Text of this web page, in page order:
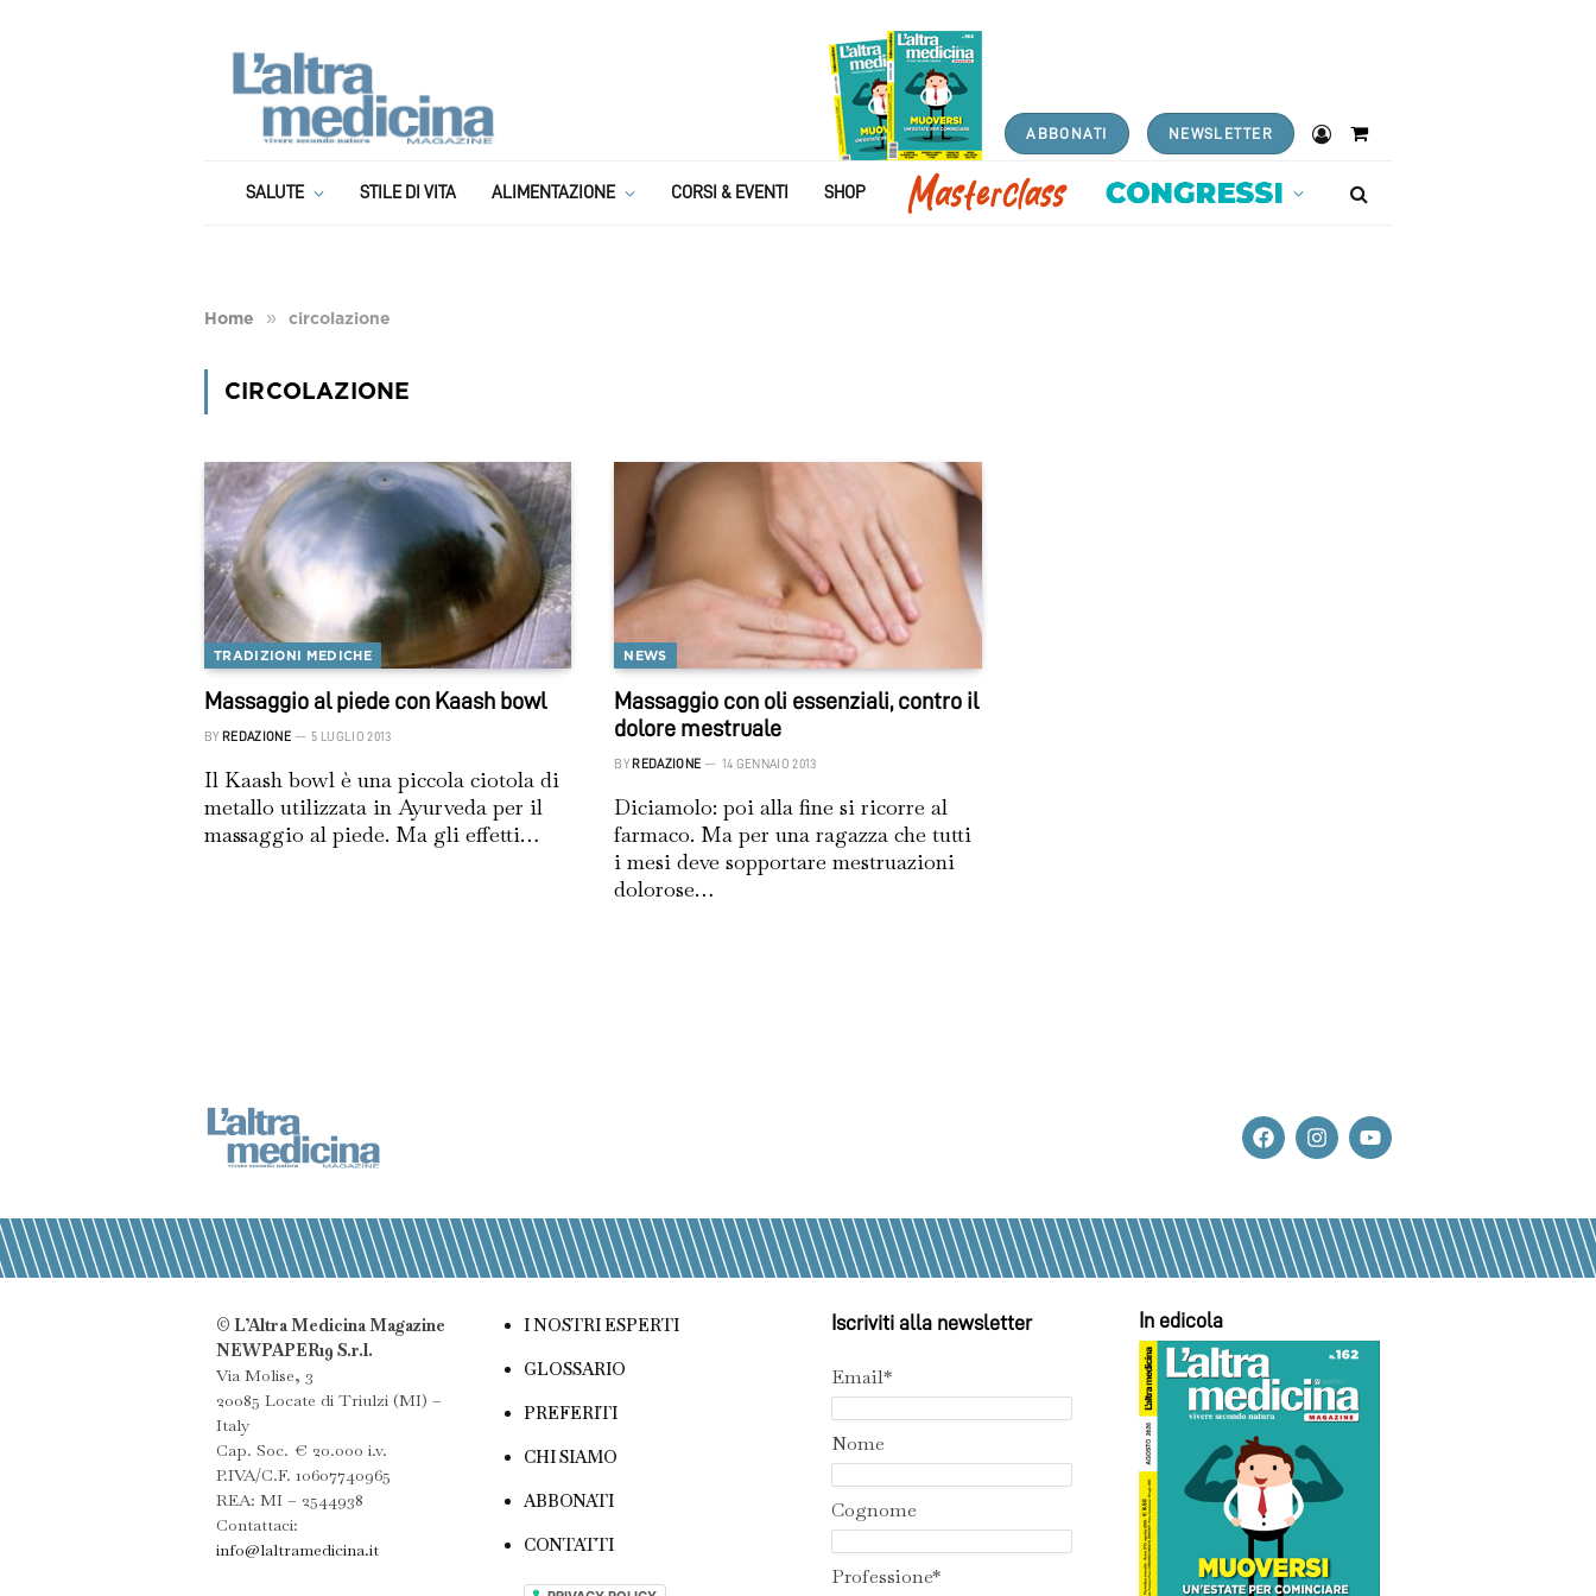
ABBONATI NEWSLETTER
Shopping
SALUTE STILE DI VITA ALIMENTAZIONE CORSI & EVENTI SHOP
Home » circolazione
CIRCOLAZIONE
TRADIZIONI MEDICHE
Massaggio al piede con Kaash bowl
BY REDAZIONE 5 LUGLIO 2013
Il Kaash bowl è una piccola ciotola di
metallo utilizzata in Ayurveda per il
massaggio al piede. Ma gli effetti…
NEWS
Massaggio con oli essenziali, contro il
dolore mestruale
BY REDAZIONE 14 GENNAIO 2013
Diciamolo: poi alla fine si ricorre al
farmaco. Ma per una ragazza che tutti
i mesi deve sopportare mestruazioni
dolorose…
© L’Altra Medicina Magazine
NEWPAPER19 S.r.l.
Via Molise, 3
20085 Locate di Triulzi (MI) –
Italy
Cap. Soc. € 20.000 i.v.
P.IVA/C.F. 10607740965
REA: MI – 2544938
Contattaci:
info@laltramedicina.it
I NOSTRI ESPERTI
GLOSSARIO
PREFERITI
CHI SIAMO
ABBONATI
CONTATTI
Iscriviti alla newsletter
Email*
Nome
Cognome
Professione*
In edicola